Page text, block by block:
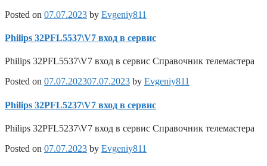
Posted on 07.07.2023 by Evgeniy811
Philips 32PFL5537\V7 вход в сервис
Philips 32PFL5537\V7 вход в сервис Справочник телемастера
Posted on 07.07.202307.07.2023 by Evgeniy811
Philips 32PFL5237\V7 вход в сервис
Philips 32PFL5237\V7 вход в сервис Справочник телемастера
Posted on 07.07.2023 by Evgeniy811